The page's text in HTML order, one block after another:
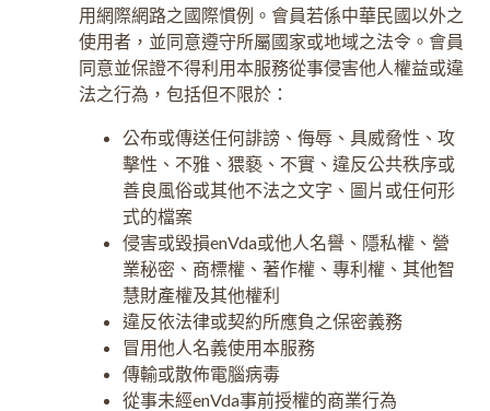
用網際網路之國際慣例。會員若係中華民國以外之
使用者，並同意遵守所屬國家或地域之法令。會員
同意並保證不得利用本服務從事侵害他人權益或違
法之行為，包括但不限於：
公布或傳送任何誹謗、侮辱、具威脅性、攻
擊性、不雅、猥褻、不實、違反公共秩序或
善良風俗或其他不法之文字、圖片或任何形
式的檔案
侵害或毀損enVda或他人名譽、隱私權、營
業秘密、商標權、著作權、專利權、其他智
慧財產權及其他權利
違反依法律或契約所應負之保密義務
冒用他人名義使用本服務
傳輸或散佈電腦病毒
從事未經enVda事前授權的商業行為